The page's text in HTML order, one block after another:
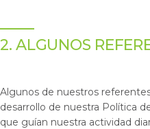
2. ALGUNOS
Algunos de nuestros
desarrollo de nuestra Política
que guían nuestra actividad